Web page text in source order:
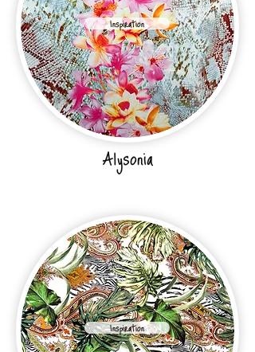
Inspiration
Alysonia
Inspiration